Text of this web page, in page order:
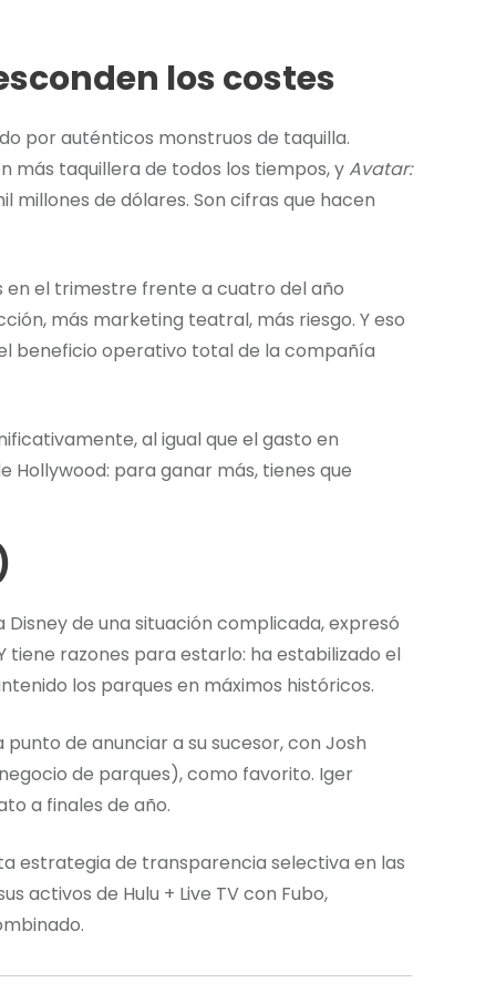
los costes
por auténticos monstruos de taquilla.
más taquillera de todos los tiempos, yAvatar:
de dólares. Son cifras que hacen
en el trimestre frente a cuatro del año
más marketing teatral, más riesgo. Y eso
beneficio operativo total de la compañía
al igual que el gasto en
Hollywood: para ganar más, tienes que
de una situación complicada, expresó
tiene razones para estarlo: ha estabilizado el
los parques en máximos históricos.
de anunciar a su sucesor, con Josh
de parques), como favorito. Iger
a finales de año.
estrategia de transparencia selectiva en las
activos de Hulu + Live TV con Fubo,